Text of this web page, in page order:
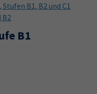
B1, B2 und C1
B1